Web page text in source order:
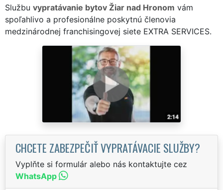
Službu vypratávanie bytov Žiar nad Hronom vám
spoľahlivo a profesionálne poskytnú členovia
medzinárodnej franchisingovej siete EXTRA SERVICES.
CHCETE ZABEZPEČIŤ VYPRATÁVACIE SLUŽBY?
Vyplňte si formulár alebo nás kontaktujte cez
WhatsApp